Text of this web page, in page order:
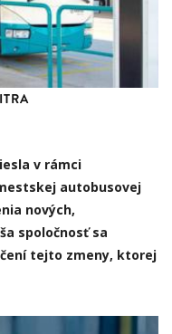
v rámci
autobusovej
nových,
spoločnosť sa
tejto zmeny, ktorej